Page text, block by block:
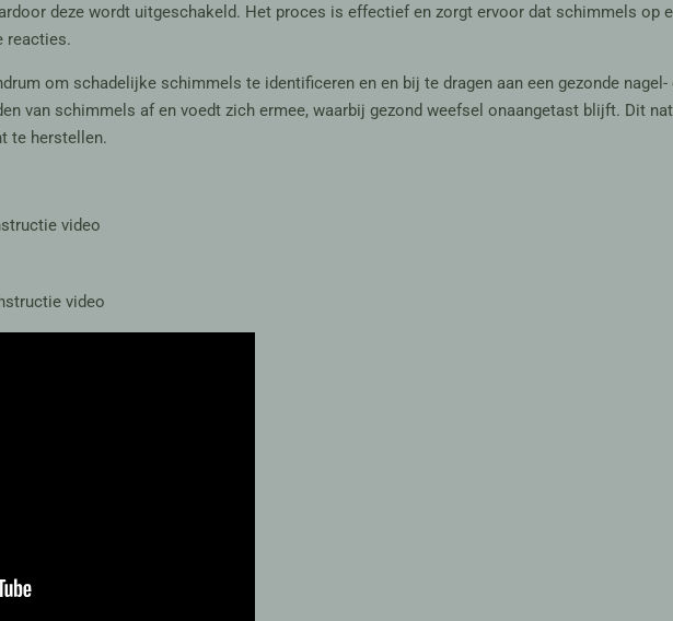
deze wordt uitgeschakeld. Het proces is effectief en zorgt ervoor dat schimmels op
reacties.
om schadelijke schimmels te identificeren en en bij te dragen aan een gezonde nagel-
van schimmels af en voedt zich ermee, waarbij gezond weefsel onaangetast blijft. Dit
te herstellen.
video
video